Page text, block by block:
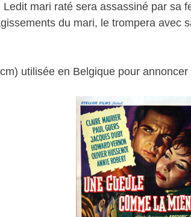
mari raté sera assassiné par sa
du mari, le trompera avec
utilisée en Belgique pour annoncer